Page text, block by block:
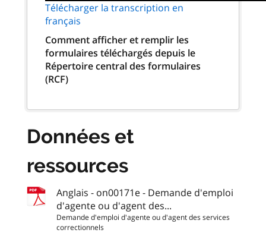
Télécharger la transcription en
français
Comment afficher et remplir les
formulaires téléchargés depuis le
Répertoire central des formulaires
(RCF)
Données et
ressources
Anglais - on00171e - Demande d'emploi
d'agente ou d'agent des...
Demande d'emploi d'agente ou d'agent des services
correctionnels